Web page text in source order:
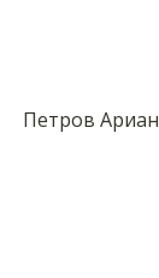
Петров Ариан